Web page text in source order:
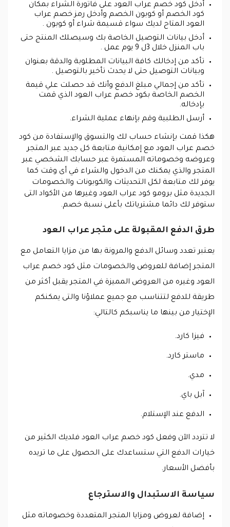
أدخل كود خصم عراب العود على فاتورة الشراء بمكان
كود الخصم أو كوبون الخصم وأدخل رمز خصم عراب
العود المتاح لديك سواء قسيمة شراء أو كوبون .
أدخل بيانات التوصيل الخاصة بك وسيصلك المنتج حتى
باب المنزل خلال 3ل 9 يوم عمل .
تأكد من إدخالك كافة البيانات المطلوبة والدقة بعنوان
وبيانات التوصيل حتى لا يحدث تأخير بالتوصيل .
تأكد من إجمالي مبلغ الدفع وأنك قد حصلت علي قيمة
الخصم الخاصة بكود خصم عراب العود الذي قمت
بإدخاله.
أرسل الطلبية وقم بإنهاء عملية الشراء.
هكذا قمت بإنشاء حساب لك والتسوق والإستفادة من كود
خصم عراب العود مع إمكانية متابعة كل جديد عبر المتجر
وعروضه وخصوماته المستمرة عبر حسابك الشخصي عبر
المتجر والذي يمكنك من الدخول والشراء في أى وقت كما
يوفر لك متابعة لكل التحديثات والكوبونات والخصومات
الجديدة مثل برومو كود عراب العود وغيرها من الأكواد التى
ستوفر لك دائما مشترياتك بأعلى نسبة خصم.
طرق الدفع المقبولة على متجر عراب العود
يعتبر تعدد وسائل الدفع والمرونة بها من مزايا التعامل مع
المتجر إضافة للعروض والخصومات مثل كود خصم عراب
العود وغيره من العروض المميزة في المتجر يقبل أكثر من
طريقة للدفع لتتناسب مع جميع عملاؤنا والتى يمكنكم
الإختيار من بينها ما يناسبكم كالتالي:
فيزا كارد.
ماستر كارد.
مدي.
آبل باي.
الدفع عند الإستلام.
لا تتردد الآن وفعل كود خصم عراب العود فلديك الكثير من
خيارات الدفع التي ستساعدك على الحصول على ما تريده
بأفضل الأسعار.
سياسة الاستبدال والاسترجاع
إضافة لعروض ومزايا المتجر المتعددة وخصوماته مثل